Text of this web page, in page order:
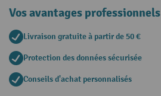
Vos avantages professionnels
Livraison gratuite à partir de 50 €
Protection des données sécurisée
Conseils d'achat personnalisés